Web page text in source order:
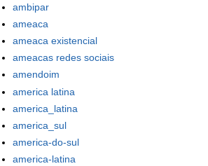
ambipar
ameaca
ameaca existencial
ameacas redes sociais
amendoim
america latina
america_latina
america_sul
america-do-sul
america-latina